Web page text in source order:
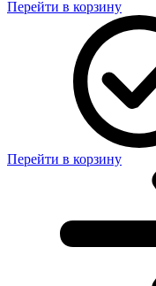
Перейти в корзину
Перейти в корзину